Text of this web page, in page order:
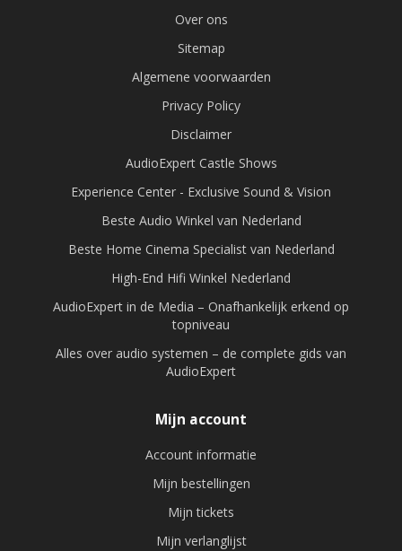
Over ons
Sitemap
Algemene voorwaarden
Privacy Policy
Disclaimer
AudioExpert Castle Shows
Experience Center - Exclusive Sound & Vision
Beste Audio Winkel van Nederland
Beste Home Cinema Specialist van Nederland
High-End Hifi Winkel Nederland
AudioExpert in de Media – Onafhankelijk erkend op
topniveau
Alles over audio systemen – de complete gids van
AudioExpert
Mijn account
Account informatie
Mijn bestellingen
Mijn tickets
Mijn verlanglijst